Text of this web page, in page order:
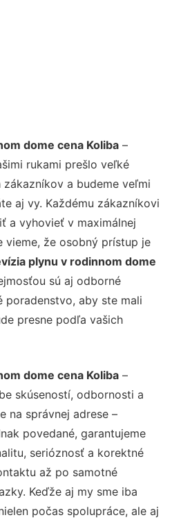
dome cena Koliba –
rukami prešlo veľké
a budeme veľmi
aj vy. Každému zákazníkovi
a vyhovieť v maximálnej
vieme, že osobný prístup je
plynu v rodinnom dome
sú aj odborné
poradenstvo, aby ste mali
presne podľa vašich
dome cena Koliba –
skúseností, odbornosti a
na správnej adrese –
povedané, garantujeme
serióznosť a korektné
až po samotné
Keďže aj my sme iba
počas spolupráce, ale aj